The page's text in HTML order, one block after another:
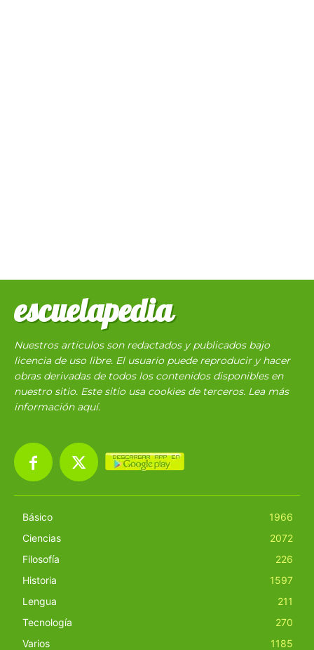
escuelapedia
Nuestros articulos son redactados y publicados bajo
licencia de uso libre. El usuario puede reproducir y hacer
obras derivadas de todos los contenidos disponibles en
nuestro sitio. Este sitio usa cookies de terceros. Lea más
información aquí.
Básico
1966
Ciencias
2072
Filosofía
226
Historia
1597
Lengua
211
Tecnología
270
Varios
1185